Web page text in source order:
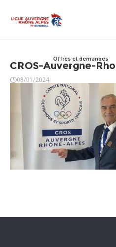
Offres et demandes
CROS-Auvergne-
08/01/2024